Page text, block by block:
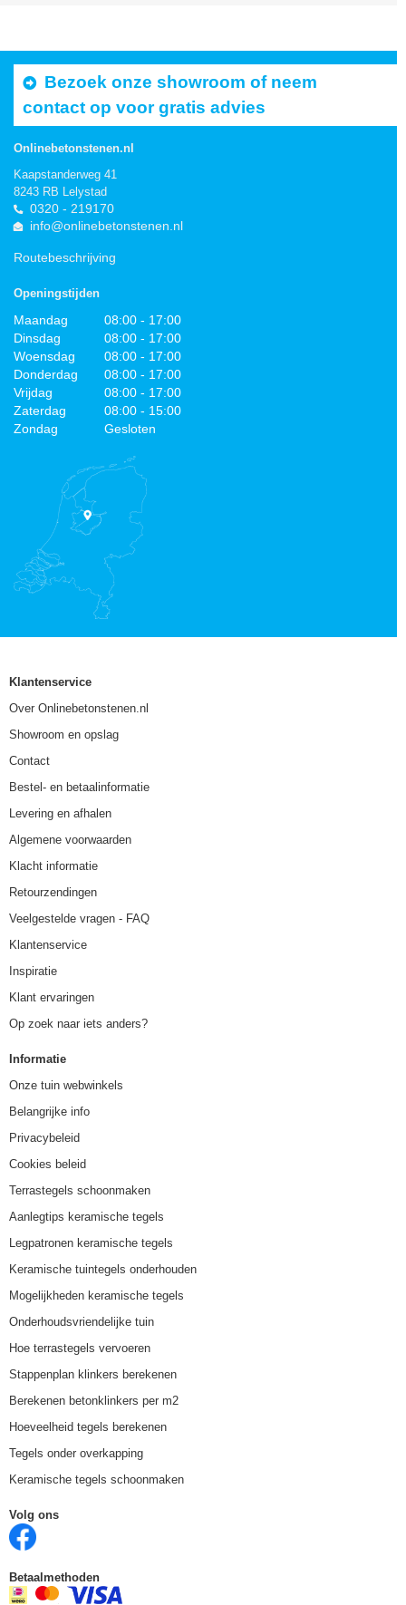
Bezoek onze showroom of neem
contact op voor gratis advies
Onlinebetonstenen.nl
Kaapstanderweg 41
8243 RB Lelystad
0320 - 219170
info@onlinebetonstenen.nl
Routebeschrijving
Openingstijden
Maandag
08:00 - 17:00
Dinsdag
08:00 - 17:00
Woensdag
08:00 - 17:00
Donderdag
08:00 - 17:00
Vrijdag
08:00 - 17:00
Zaterdag
08:00 - 15:00
Zondag
Gesloten
Klantenservice
Over Onlinebetonstenen.nl
Showroom en opslag
Contact
Bestel- en betaalinformatie
Levering en afhalen
Algemene voorwaarden
Klacht informatie
Retourzendingen
Veelgestelde vragen - FAQ
Klantenservice
Inspiratie
Klant ervaringen
Op zoek naar iets anders?
Informatie
Onze tuin webwinkels
Belangrijke info
Privacybeleid
Cookies beleid
Terrastegels schoonmaken
Aanlegtips keramische tegels
Legpatronen keramische tegels
Keramische tuintegels onderhouden
Mogelijkheden keramische tegels
Onderhoudsvriendelijke tuin
Hoe terrastegels vervoeren
Stappenplan klinkers berekenen
Berekenen betonklinkers per m2
Hoeveelheid tegels berekenen
Tegels onder overkapping
Keramische tegels schoonmaken
Volg ons
Betaalmethoden